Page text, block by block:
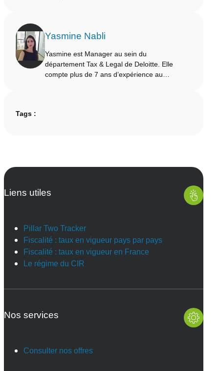
Yasmine Nabli
Yasmine est Manager au sein du
département Tax & Legal de Deloitte. Elle
compte plus de 7 ans d’expérience au…
Tags :
Liens utiles
Pillar Two Tracker
Fiscalité : taux en vigueur pays par pays
Fiscalité : taux en vigueur en France
Le régime du CIR
Nos services
Consulter nos offres